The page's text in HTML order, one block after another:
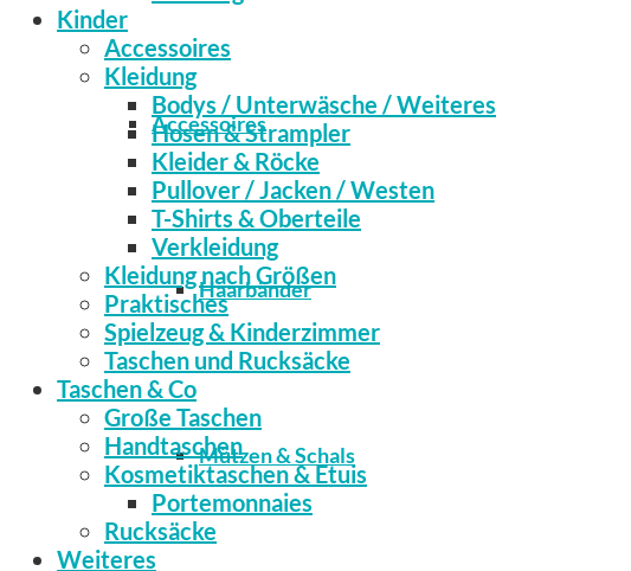
Accessoires
Haarbänder
Mützen & Schals
Kinder
Accessoires
Kleidung
Bodys / Unterwäsche / Weiteres
Hosen & Strampler
Kleider & Röcke
Pullover / Jacken / Westen
T-Shirts & Oberteile
Verkleidung
Kleidung nach Größen
Praktisches
Spielzeug & Kinderzimmer
Taschen und Rucksäcke
Taschen & Co
Große Taschen
Handtaschen
Kosmetiktaschen & Etuis
Portemonnaies
Rucksäcke
Weiteres